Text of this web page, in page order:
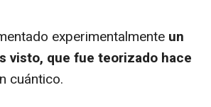
experimentalmente un
visto, que fue teorizado hace
cuántico.